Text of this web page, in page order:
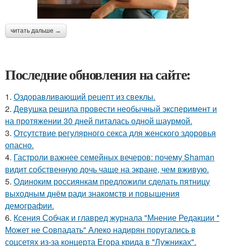
читать дальше →
Последние обновления на сайте:
1. Оздоравливающий рецепт из свеклы.
2. Девушка решила провести необычный эксперимент и
на протяжении 30 дней питалась одной шаурмой.
3. Отсутствие регулярного секса для женского здоровья
опасно.
4. Гастроли важнее семейных вечеров: почему Shaman
видит собственную дочь чаще на экране, чем вживую.
5. Одиноким россиянкам предложили сделать пятницу
выходным днём ради знакомств и повышения
демографии.
6. Ксения Собчак и главред журнала "Мнение Редакции *
Может не Совпадать" Алеко надирян поругались в
соцсетях из-за концерта Егора крида в "Лужниках".